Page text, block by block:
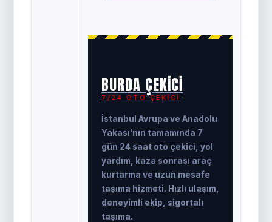
BURDA ÇEKICI
7/24 OTO ÇEKICI
İstanbul Avrupa ve Anadolu
Yakası'nın tamamında 7
gün 24 saat oto çekici, yol
yardım, kaza sonrası araç
kurtarma ve uzun mesafe
taşıma hizmeti. Hızlı ulaşım,
deneyimli ekip, sigortalı
taşıma.